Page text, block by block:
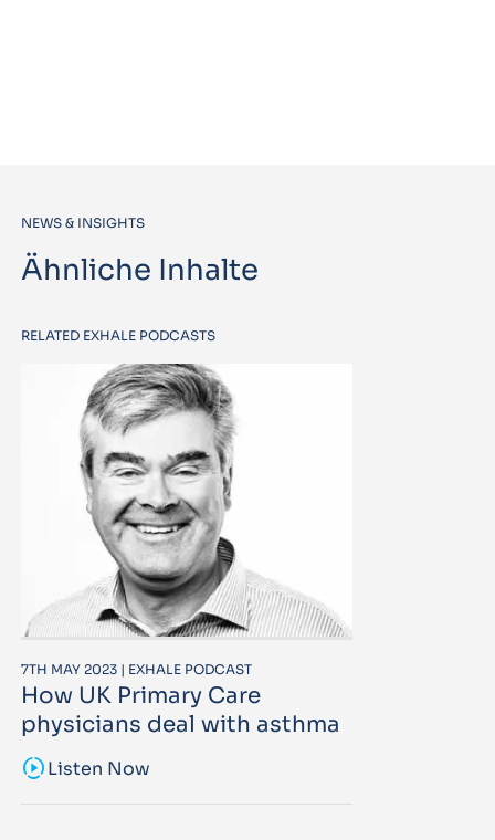
NEWS & INSIGHTS
Ähnliche Inhalte
RELATED EXHALE PODCASTS
7TH MAY 2023 | EXHALE PODCAST
How UK Primary Care
physicians deal with asthma
sound_samplerListen Now